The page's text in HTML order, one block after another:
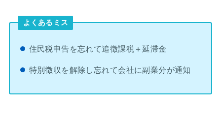
よくあるミス
住民税申告を忘れて追徴課税＋延滞金
特別徴収を解除し忘れて会社に副業分が通知